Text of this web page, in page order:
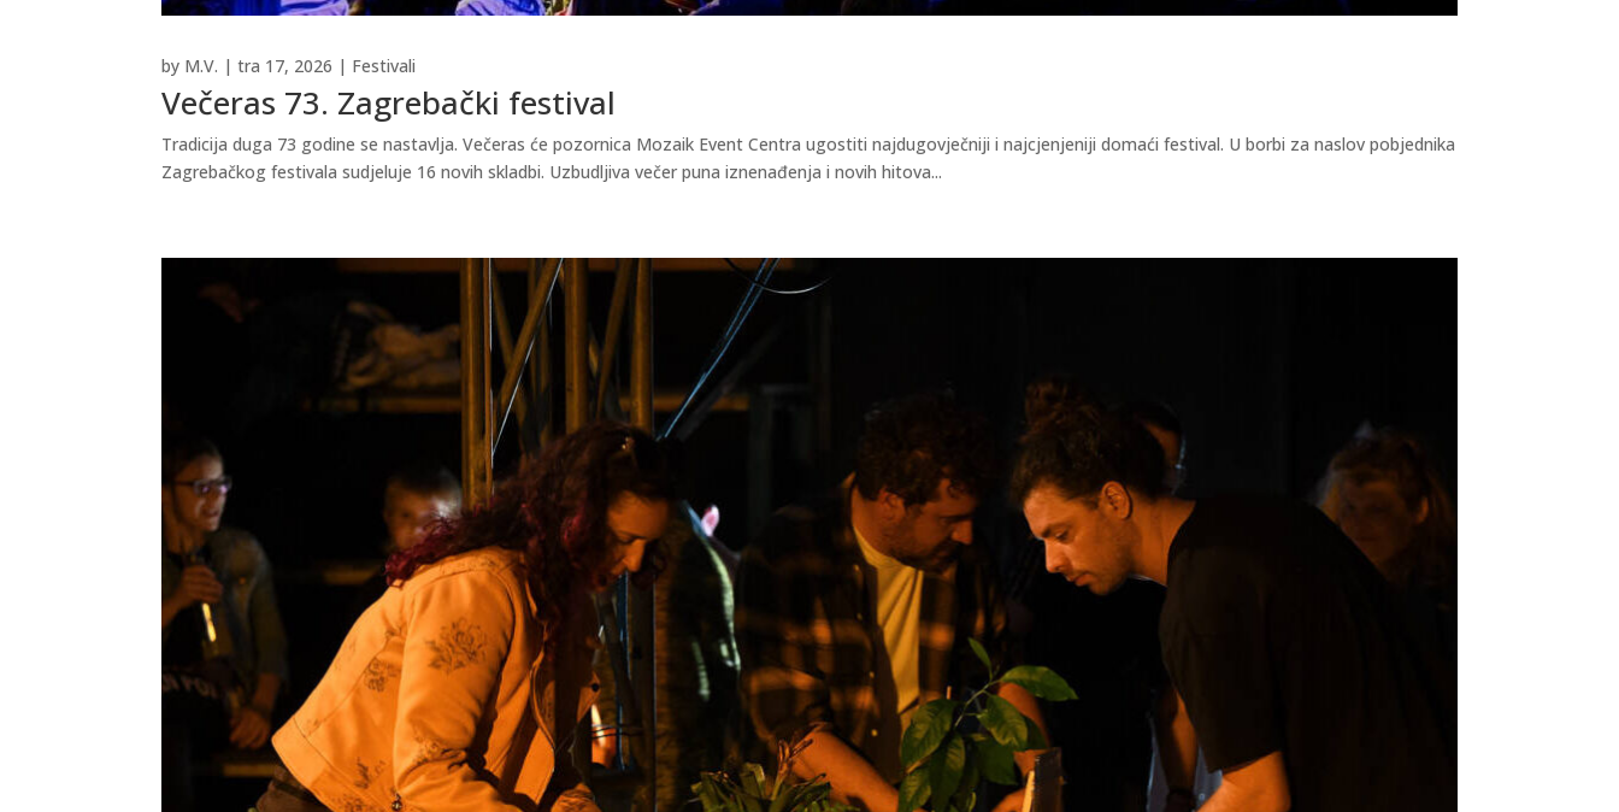
Večeras 73. Zagrebački festival
by M.V. |tra 17, 2026 | Festivali
Tradicija duga 73 godine se nastavlja. Večeras će pozornica Mozaik Event Centra ugostiti najdugovječniji i najcjenjeniji domaći festival. U borbi za naslov pobjednika
Zagrebačkog festivala sudjeluje 16 novih skladbi. Uzbudljiva večer puna iznenađenja i novih hitova...